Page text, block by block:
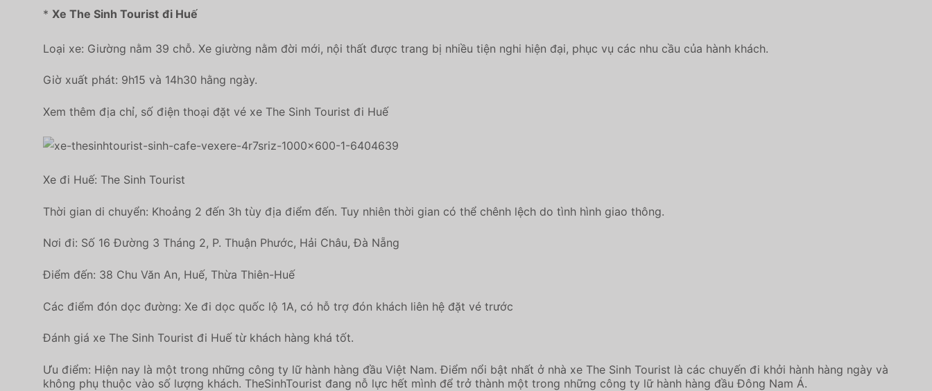
* Xe The Sinh Tourist đi Huế
Loại xe: Giường nằm 39 chỗ. Xe giường nằm đời mới, nội thất được trang bị nhiều tiện nghi hiện đại, phục vụ các nhu cầu của hành khách.
Giờ xuất phát: 9h15 và 14h30 hằng ngày.
Xem thêm địa chỉ, số điện thoại đặt vé xe The Sinh Tourist đi Huế
Xe đi Huế: The Sinh Tourist
Thời gian di chuyển: Khoảng 2 đến 3h tùy địa điểm đến. Tuy nhiên thời gian có thể chênh lệch do tình hình giao thông.
Nơi đi: Số 16 Đường 3 Tháng 2, P. Thuận Phước, Hải Châu, Đà Nẵng
Điểm đến: 38 Chu Văn An, Huế, Thừa Thiên-Huế
Các điểm đón dọc đường: Xe đi dọc quốc lộ 1A, có hỗ trợ đón khách liên hệ đặt vé trước
Đánh giá xe The Sinh Tourist đi Huế từ khách hàng khá tốt.
Ưu điểm: Hiện nay là một trong những công ty lữ hành hàng đầu Việt Nam. Điểm nổi bật nhất ở nhà xe The Sinh Tourist là các chuyến đi khởi hành hàng ngày và
không phụ thuộc vào số lượng khách. TheSinhTourist đang nỗ lực hết mình để trở thành một trong những công ty lữ hành hàng đầu Đông Nam Á.